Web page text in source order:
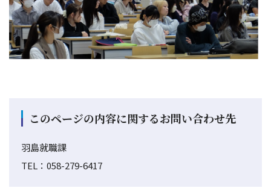
このページの内容に関するお問い合わせ先
羽島就職課
TEL：058-279-6417